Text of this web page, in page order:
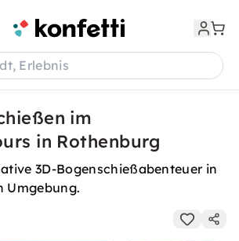
Erlebnis
im
in Rothenburg
3D-Bogenschießabenteuer in
Umgebung.